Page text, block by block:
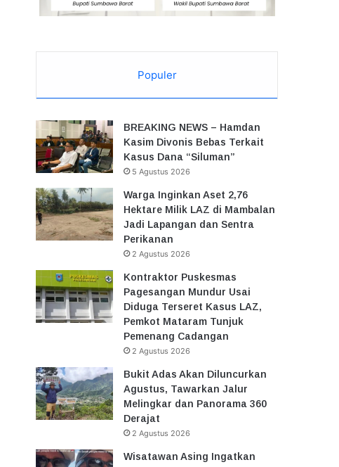
Populer
BREAKING NEWS – Hamdan
Kasim Divonis Bebas Terkait
Kasus Dana “Siluman”
5 Agustus 2026
Warga Inginkan Aset 2,76
Hektare Milik LAZ di Mambalan
Jadi Lapangan dan Sentra
Perikanan
2 Agustus 2026
Kontraktor Puskesmas
Pagesangan Mundur Usai
Diduga Terseret Kasus LAZ,
Pemkot Mataram Tunjuk
Pemenang Cadangan
2 Agustus 2026
Bukit Adas Akan Diluncurkan
Agustus, Tawarkan Jalur
Melingkar dan Panorama 360
Derajat
2 Agustus 2026
Wisatawan Asing Ingatkan